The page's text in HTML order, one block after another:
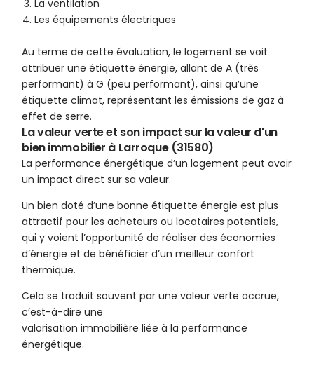
La ventilation
Les équipements électriques
Au terme de cette évaluation, le logement se voit
attribuer une étiquette énergie, allant de A (très
performant) à G (peu performant), ainsi qu’une
étiquette climat, représentant les émissions de gaz à
effet de serre.
La valeur verte et son impact sur la valeur d'un
bien immobilier à Larroque (31580)
La performance énergétique d’un logement peut avoir
un impact direct sur sa valeur.
Un bien doté d’une bonne étiquette énergie est plus
attractif pour les acheteurs ou locataires potentiels,
qui y voient l’opportunité de réaliser des économies
d’énergie et de bénéficier d’un meilleur confort
thermique.
Cela se traduit souvent par une valeur verte accrue,
c’est-à-dire une
valorisation immobilière liée à la performance
énergétique.